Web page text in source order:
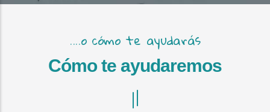
....o cómo te ayudarás
Cómo te ayudaremos